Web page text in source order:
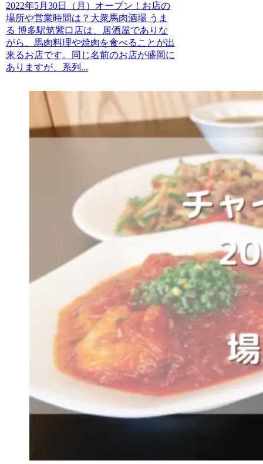
2022年5月30日（月）オープン！お店の
場所や営業時間は？大衆馬肉酒場 うま
る 博多駅筑紫口店は、居酒屋でありな
がら、馬肉料理や焼肉を食べることが出
来るお店です。同じ名前のお店が盛岡に
ありますが、系列...